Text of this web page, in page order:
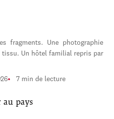
fragments. Une photographie
tissu. Un hôtel familial repris par
7 min de lecture
pays